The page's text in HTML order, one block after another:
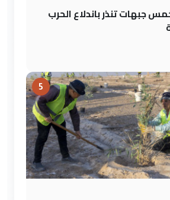
جبهات تنذر باندلاع الحرب
5